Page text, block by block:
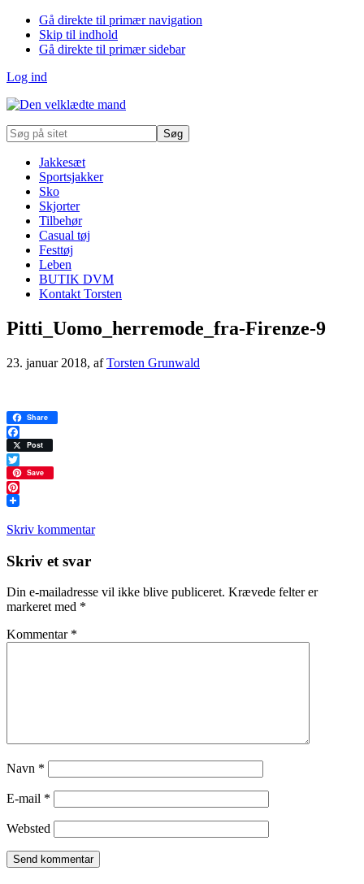
Gå direkte til primær navigation
Skip til indhold
Gå direkte til primær sidebar
Log ind
Søg
på
Jakkesæt
Sportsjakker
Sko
Skjorter
Tilbehør
Casual tøj
Festtøj
Leben
BUTIK DVM
Kontakt Torsten
Pitti_Uomo_herremode_fra-Firenze-9
23. januar 2018, afTorsten Grunwald
Share
Facebook
Post
Twitter
Save
Pinterest
Skriv kommentar
Læserinteraktioner
Skriv et svar
Din e-mailadresse vil ikke blive publiceret. Krævede felter er
markeret med *
Kommentar *
Navn *
E-mail *
Websted